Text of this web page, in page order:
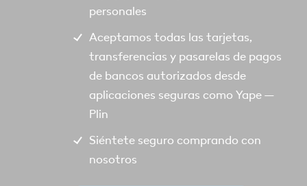
personales
Aceptamos todas las tarjetas,
transferencias y pasarelas de pagos
de bancos autorizados desde
aplicaciones seguras como Yape –
Plin
Siéntete seguro comprando con
nosotros